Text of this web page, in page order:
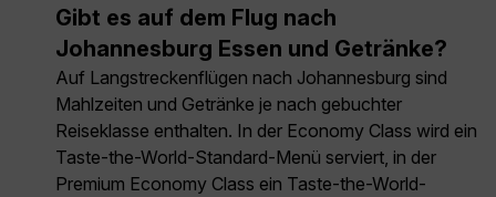
Gibt es auf dem Flug nach
Johannesburg Essen und Getränke?
Auf Langstreckenflügen nach Johannesburg sind
Mahlzeiten und Getränke je nach gebuchter
Reiseklasse enthalten. In der Economy Class wird ein
Taste-the-World-Standard-Menü serviert, in der
Premium Economy Class ein Taste-the-World-